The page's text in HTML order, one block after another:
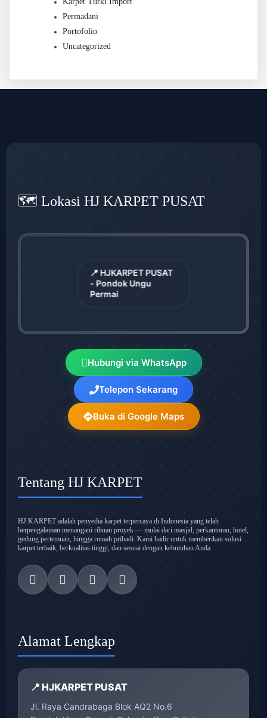
Permadani
Portofolio
Uncategorized
🗺️ Lokasi HJ KARPET PUSAT
📍 HJKARPET PUSAT
- Pondok Ungu
Permai
Hubungi via WhatsApp
Telepon Sekarang
Buka di Google Maps
Tentang HJ KARPET
HJ KARPET adalah penyedia karpet terpercaya di Indonesia yang telah
berpengalaman menangani ribuan proyek — mulai dari masjid, perkantoran, hotel,
gedung pertemuan, hingga rumah pribadi. Kami hadir untuk memberikan solusi
karpet terbaik, berkualitas tinggi, dan sesuai dengan kebutuhan Anda.
Alamat Lengkap
📍 HJKARPET PUSAT
Jl. Raya Candrabaga Blok AQ2 No.6